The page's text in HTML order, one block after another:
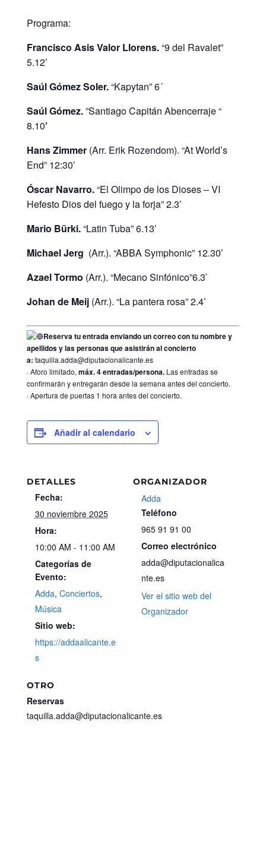
Programa:
Francisco Asis Valor Llorens.“9 del Ravalet”
5.12’
Saúl Gómez Soler.“Kapytan” 6´
Saúl Gómez.”Santiago Capitán Abencerraje “
8.10’
Hans Zimmer (Arr. Erik Rozendom). “At World’s
End” 12:30’
Óscar Navarro.“El Olimpo de los Dioses – VI
Hefesto Dios del fuego y la forja” 2.3’
Mario Bürki.“Latin Tuba” 6.13’
Michael Jerg (Arr.). “ABBA Symphonic” 12.30’
Azael Tormo (Arr.). “Mecano Sinfónico”6.3`
Johan de Meij (Arr.). “La pantera rosa” 2.4’
Reserva tu entrada enviando un correo con tu nombre y
apellidos y las personas que asistirán al concierto
a: taquilla.adda@diputacionalicante.es
· Aforo limitado, máx. 4 entradas/persona.Las entradas se
confirmarán y entregarán desde la semana antes del concierto.
· Apertura de puertas 1 hora antes del concierto.
Añadir al calendario
DETALLES
Fecha:
30 noviembre 2025
Hora:
10:00 AM - 11:00 AM
Categorías de
Evento:
Adda, Conciertos,
Música
Sitio web:
https://addaalicante.e
s
ORGANIZADOR
Adda
Teléfono
965 91 91 00
Correo electrónico
adda@diputacionalica
nte.es
Ver el sitio web del
Organizador
OTRO
Reservas
taquilla.adda@diputacionalicante.es